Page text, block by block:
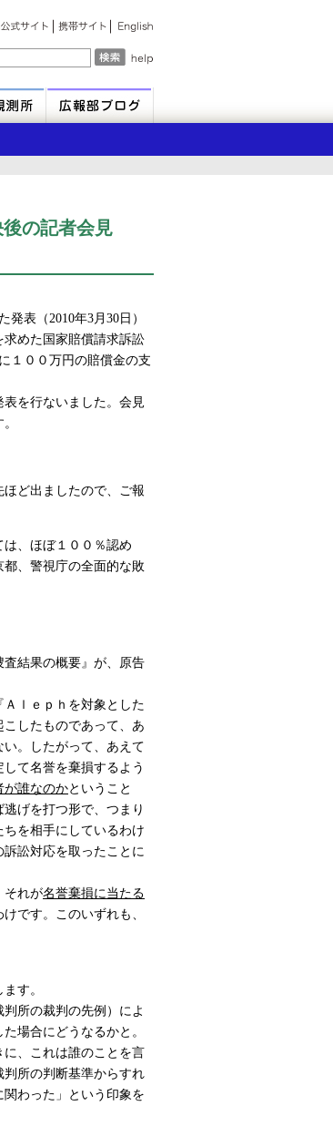
の記者会見
表（2010年3月30日）
めた国家賠償請求訴訟
１００万円の賠償金の支
を行ないました。会見
ど出ましたので、ご報
、ほぼ１００％認め
、警視庁の全面的な敗
結果の概要』が、原告
ｌｅｐｈを対象とした
したものであって、あ
。したがって、あえて
て名誉を棄損するよう
が誰なのかということ
げを打つ形で、つまり
を相手にしているわけ
訟対応を取ったことに
それが名誉棄損に当たる
です。このいずれも、
す。
所の裁判の先例）によ
場合にどうなるかと。
、これは誰のことを言
所の判断基準からすれ
わった」という印象を